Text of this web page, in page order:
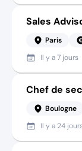
Sales
Paris
Il y a7 jours
Chef de
Boulogne
Il y a 24